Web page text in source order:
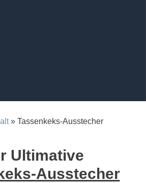
» Tassenkeks-Ausstecher
Ultimative
Ausstecher